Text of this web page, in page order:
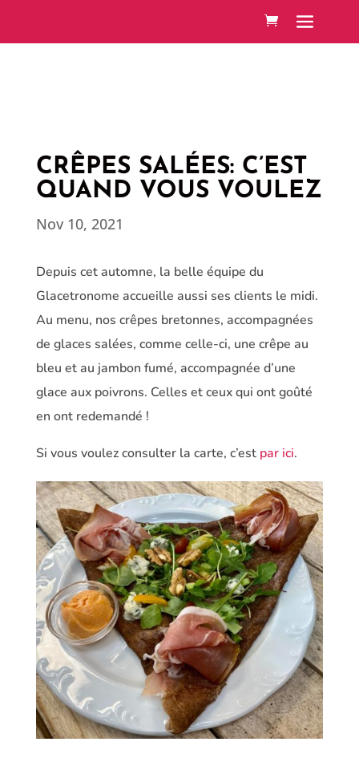
CRÊPES SALÉES: C’EST
QUAND VOUS VOULEZ
Nov 10, 2021
Depuis cet automne, la belle équipe du
Glacetronome accueille aussi ses clients le midi.
Au menu, nos crêpes bretonnes, accompagnées
de glaces salées, comme celle-ci, une crêpe au
bleu et au jambon fumé, accompagnée d’une
glace aux poivrons. Celles et ceux qui ont goûté
en ont redemandé !
Si vous voulez consulter la carte, c’est par ici.